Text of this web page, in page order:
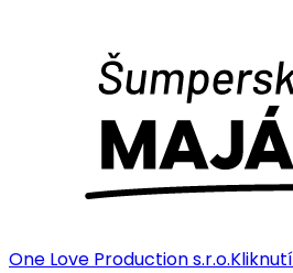
One Love Production s.r.o.